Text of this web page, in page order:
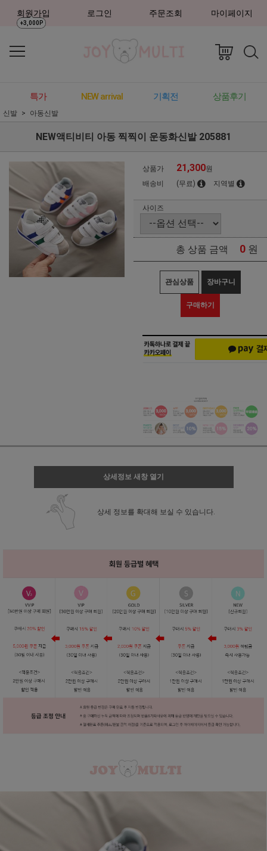
회원가입
+3,000P
로그인 주문조회 마이페이지
특가 NEW arrival 기획전 상품후기
신발 아동신발
NEW액티비티 아동 찍찍이 운동화신발 205881
상품가 21,300원
배송비
(무료) 지역별
사이즈
총 상품 금액 0 원
관심상품 장바구니
구매하기
상세정보 새창 열기
상세 정보를 확대해 보실 수 있습니다.